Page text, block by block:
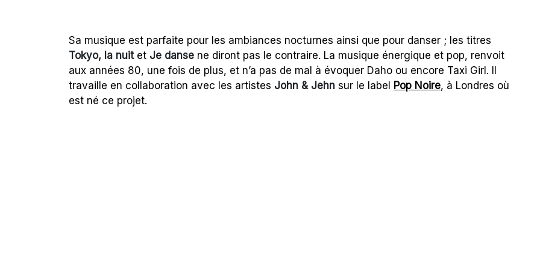
Sa musique est parfaite pour les ambiances nocturnes ainsi que pour danser ; les titres
Tokyo, la nuitet Je danse ne diront pas le contraire. La musique énergique et pop, renvoit
aux années 80, une fois de plus, et n’a pas de mal à évoquer Daho ou encore Taxi Girl. Il
travaille en collaboration avec les artistes John & Jehn sur le label Pop Noire, à Londres où
est né ce projet.